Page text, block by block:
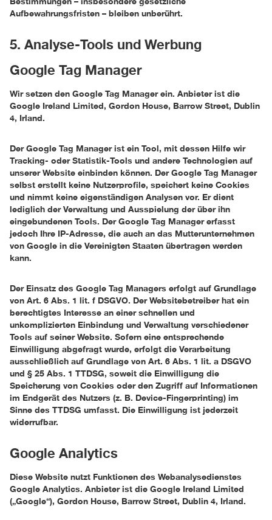
Aufbewahrungsfristen – bleiben unberührt.
5. Analyse-Tools und Werbung
Google Tag Manager
Wir setzen den Google Tag Manager ein. Anbieter ist die
Google Ireland Limited, Gordon House, Barrow Street, Dublin
4, Irland.
Der Google Tag Manager ist ein Tool, mit dessen Hilfe wir
Tracking- oder Statistik-Tools und andere Technologien auf
unserer Website einbinden können. Der Google Tag Manager
selbst erstellt keine Nutzerprofile, speichert keine Cookies
und nimmt keine eigenständigen Analysen vor. Er dient
lediglich der Verwaltung und Ausspielung der über ihn
eingebundenen Tools. Der Google Tag Manager erfasst
jedoch Ihre IP-Adresse, die auch an das Mutterunternehmen
von Google in die Vereinigten Staaten übertragen werden
kann.
Der Einsatz des Google Tag Managers erfolgt auf Grundlage
von Art. 6 Abs. 1 lit. f DSGVO. Der Websitebetreiber hat ein
berechtigtes Interesse an einer schnellen und
unkomplizierten Einbindung und Verwaltung verschiedener
Tools auf seiner Website. Sofern eine entsprechende
Einwilligung abgefragt wurde, erfolgt die Verarbeitung
ausschließlich auf Grundlage von Art. 6 Abs. 1 lit. a DSGVO
und § 25 Abs. 1 TTDSG, soweit die Einwilligung die
Speicherung von Cookies oder den Zugriff auf Informationen
im Endgerät des Nutzers (z. B. Device-Fingerprinting) im
Sinne des TTDSG umfasst. Die Einwilligung ist jederzeit
widerrufbar.
Google Analytics
Diese Website nutzt Funktionen des Webanalysedienstes
Google Analytics. Anbieter ist die Google Ireland Limited
(„Google“), Gordon House, Barrow Street, Dublin 4, Irland.